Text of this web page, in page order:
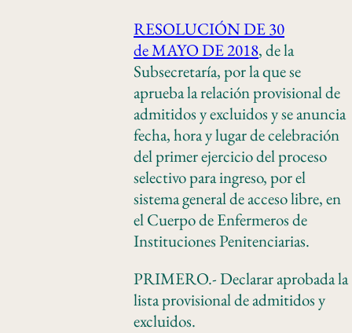
RESOLUCIÓN DE 30
de MAYO DE 2018, de la
Subsecretaría, por la que se
aprueba la relación provisional de
admitidos y excluidos y se anuncia
fecha, hora y lugar de celebración
del primer ejercicio del proceso
selectivo para ingreso, por el
sistema general de acceso libre, en
el Cuerpo de Enfermeros de
Instituciones Penitenciarias.
PRIMERO.- Declarar aprobada la
lista provisional de admitidos y
excluidos.